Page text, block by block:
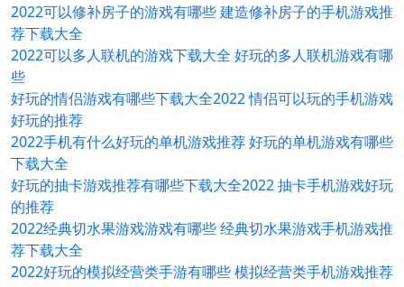
2022可以修补房子的游戏有哪些 建造修补房子的手机游戏推
荐下载大全
2022可以多人联机的游戏下载大全 好玩的多人联机游戏有哪
些
好玩的情侣游戏有哪些下载大全2022 情侣可以玩的手机游戏
好玩的推荐
2022手机有什么好玩的单机游戏推荐 好玩的单机游戏有哪些
下载大全
好玩的抽卡游戏推荐有哪些下载大全2022 抽卡手机游戏好玩
的推荐
2022经典切水果游戏游戏有哪些 经典切水果游戏手机游戏推
荐下载大全
2022好玩的模拟经营类手游有哪些 模拟经营类手机游戏推荐